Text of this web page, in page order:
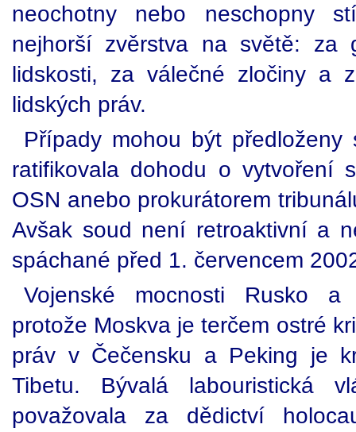
neochotny nebo neschopny
nejhorší zvěrstva na světě: za
lidskosti, za válečné zločiny a
lidských práv.
Případy mohou být
ratifikovala dohodu o vytvoření
OSN anebo prokurátorem
Avšak soud není retroaktivní a
spáchané před 1. červencem
Vojenské mocnosti Rusko
protože Moskva je terčem ostré
práv v Čečensku a Peking je
Tibetu. Bývalá labouristická
považovala za dědictví